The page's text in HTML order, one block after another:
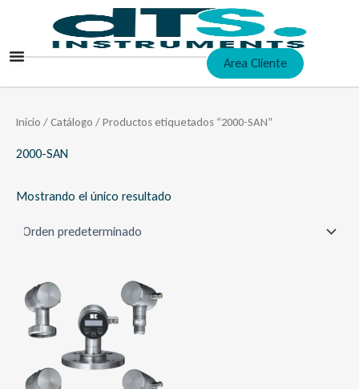
contenido
Area Cliente
Inicio /Catálogo / Productos etiquetados “2000-SAN”
2000-SAN
Mostrando el único resultado